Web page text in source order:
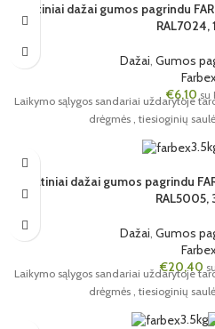
Matiniai dažai gumos pagrindu
RAL7024,
Dažai, Gumos
€6,10 su
Laikymo sąlygos sandariai uždarytoje
drėgmės , tiesioginių
Matiniai dažai gumos pagrindu
RAL5005,
Dažai, Gumos
€20,40
Laikymo sąlygos sandariai uždarytoje
drėgmės , tiesioginių
3.5kg